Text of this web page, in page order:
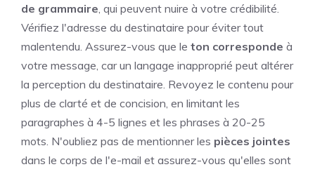
de grammaire , qui peuvent nuire à votre crédibilité.
Vérifiez l'adresse du destinataire pour éviter tout
malentendu. Assurez-vous que le ton corresponde à
votre message, car un langage inapproprié peut altérer
la perception du destinataire. Revoyez le contenu pour
plus de clarté et de concision, en limitant les
paragraphes à 4-5 lignes et les phrases à 20-25
mots. N'oubliez pas de mentionner les pièces jointes
dans le corps de l'e-mail et assurez-vous qu'elles sont